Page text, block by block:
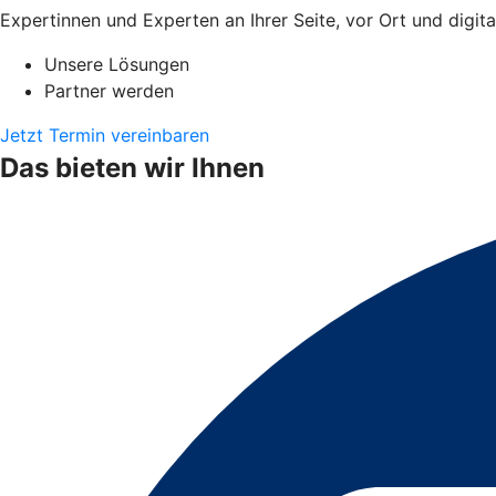
Expertinnen und Experten an Ihrer Seite, vor Ort und
Unsere Lösungen
Partner werden
Jetzt Termin vereinbaren
Das bieten wir Ihnen